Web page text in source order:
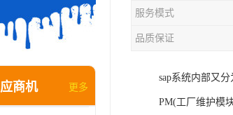
商机 更多
服务模式
品质保证
sap系统内部又
PM(工厂维护模